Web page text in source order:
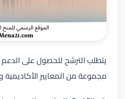
يتطلب الترشح للحصول على الدعم
مجموعة من المعايير الأكاديمية